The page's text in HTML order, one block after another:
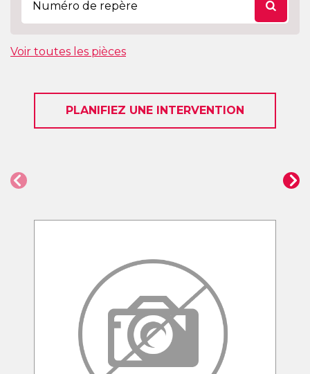
Voir toutes les pièces
PLANIFIEZ UNE INTERVENTION